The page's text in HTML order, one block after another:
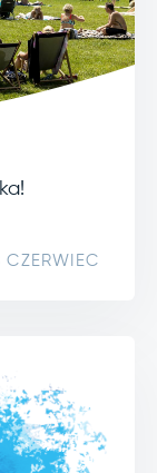
CZERWIEC